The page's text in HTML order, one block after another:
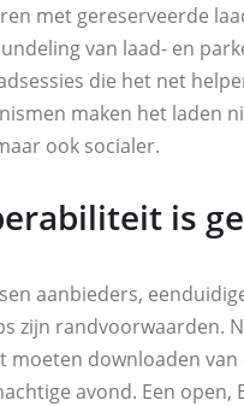
met gereserveerde
van laad- en
die het net
maken het laden
ook socialer.
is
aanbieders,
zijn randvoorwaarden.
moeten downloaden van
avond. Een open,